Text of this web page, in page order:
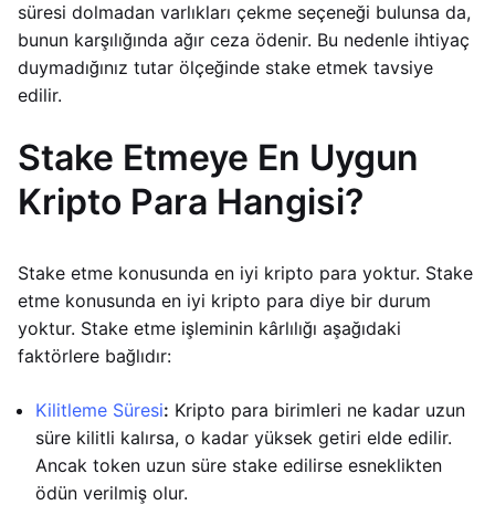
süresi dolmadan varlıkları çekme seçeneği bulunsa da,
bunun karşılığında ağır ceza ödenir. Bu nedenle ihtiyaç
duymadığınız tutar ölçeğinde stake etmek tavsiye
edilir.
Stake Etmeye En Uygun
Kripto Para Hangisi?
Stake etme konusunda en iyi kripto para yoktur. Stake
etme konusunda en iyi kripto para diye bir durum
yoktur. Stake etme işleminin kârlılığı aşağıdaki
faktörlere bağlıdır:
Kilitleme Süresi: Kripto para birimleri ne kadar uzun
süre kilitli kalırsa, o kadar yüksek getiri elde edilir.
Ancak token uzun süre stake edilirse esneklikten
ödün verilmiş olur.